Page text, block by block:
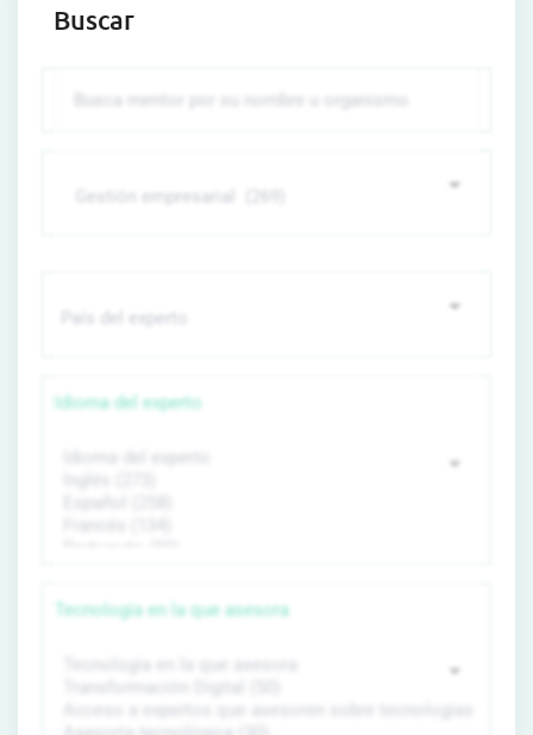
Buscar
Idioma del experto
Tecnología en la que asesora